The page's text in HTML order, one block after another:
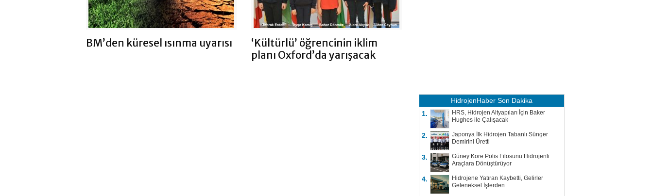
BM’den küresel ısınma uyarısı
‘Kültürlü’ öğrencinin iklim
planı Oxford’da yarışacak
HidrojenHaber Son Dakika
1.
HRS, Hidrojen Altyapıları İçin Baker
Hughes ile Çalışacak
2.
Japonya İlk Hidrojen Tabanlı Sünger
Demirini Üretti
3.
Güney Kore Polis Filosunu Hidrojenli
Araçlara Dönüştürüyor
4.
Hidrojene Yatıran Kaybetti, Gelirler
Geleneksel İşlerden